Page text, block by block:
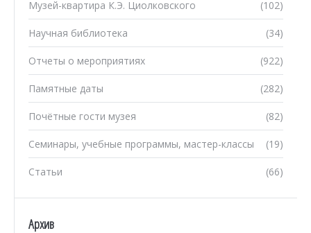
(102)
Музей-квартира К.Э. Циолковского
(34)
Научная библиотека
(922)
Отчеты о мероприятиях
(282)
Памятные даты
(82)
Почётные гости музея
(19)
Семинары, учебные программы, мастер-классы
(66)
Статьи
Архив